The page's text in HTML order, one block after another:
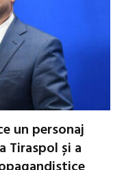
un personaj
Tiraspol și a